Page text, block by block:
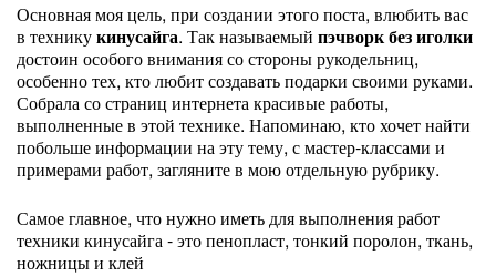
Основная моя цель, при создании этого поста, влюбить вас
в техникукинусайга. Так называемый пэчворк без иголки
достоин особого внимания со стороны рукодельниц,
особенно тех, кто любит создавать подарки своими руками.
Собрала со страниц интернета красивые работы,
выполненные в этой технике. Напоминаю, кто хочет найти
побольше информации на эту тему, с мастер-классами и
примерами работ, загляните в мою отдельную рубрику.
Самое главное, что нужно иметь для выполнения работ
техники кинусайга - это пенопласт, тонкий поролон, ткань,
ножницы и клей